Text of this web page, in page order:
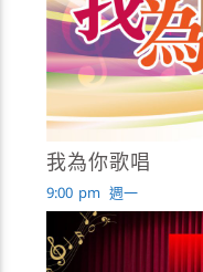
我為你歌唱
9:00 pm 週一